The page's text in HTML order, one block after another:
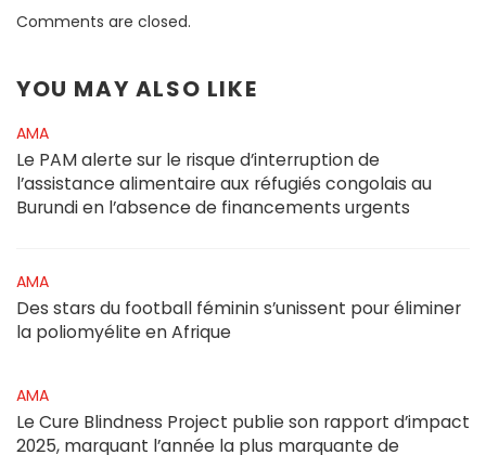
Comments are closed.
YOU MAY ALSO LIKE
AMA
Le PAM alerte sur le risque d’interruption de
l’assistance alimentaire aux réfugiés congolais au
Burundi en l’absence de financements urgents
AMA
Des stars du football féminin s’unissent pour éliminer
la poliomyélite en Afrique
AMA
Le Cure Blindness Project publie son rapport d’impact
2025, marquant l’année la plus marquante de